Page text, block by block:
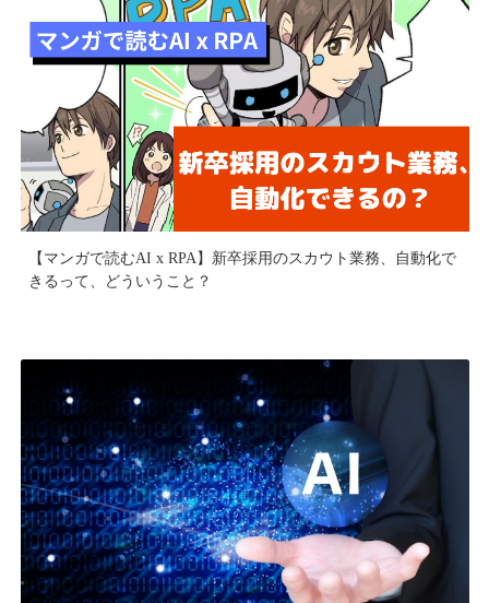
【マンガで読むAI x RPA】新卒採用のスカウト業務、自動化で
きるって、どういうこと？